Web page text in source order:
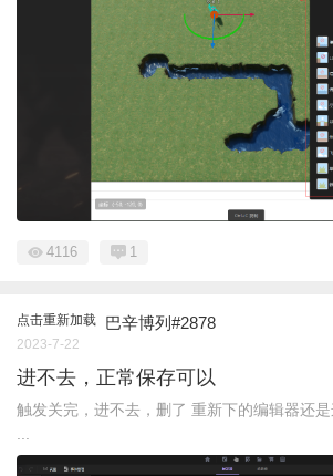
4116 1
点击重新加载 巴辛博列#2878
2023-7-22
进不去，正常保存可以
触发关完，进不去，删了 重新下的编辑器还
...